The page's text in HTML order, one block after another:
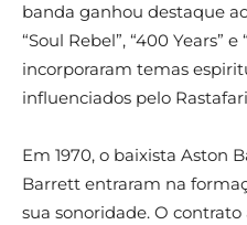
banda ganhou destaque
“Soul Rebel”, “400 Years”
incorporaram temas
influenciados pelo
Em 1970, o baixista Aston
Barrett entraram na
sua sonoridade. O